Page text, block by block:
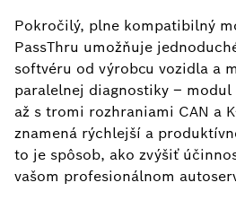
Pokročilý, plne kompatibilný
PassThru umožňuje
softvéru od výrobcu vozidla a
paralelnej diagnostiky –
až s tromi rozhraniami CAN a
znamená rýchlejší a
to je spôsob, ako zvýšiť
vašom profesionálnom